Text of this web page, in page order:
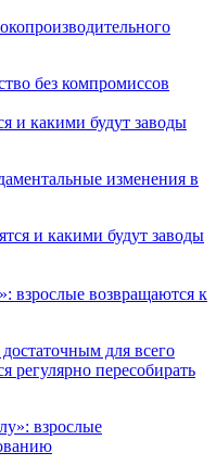
и какими будут заводы
изменения в
взрослые возвращаются к
для всего
регулярно пересобирать